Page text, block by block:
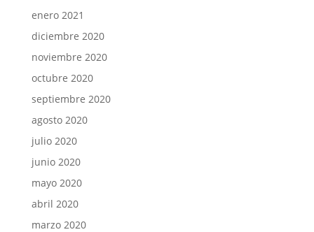
enero 2021
diciembre 2020
noviembre 2020
octubre 2020
septiembre 2020
agosto 2020
julio 2020
junio 2020
mayo 2020
abril 2020
marzo 2020